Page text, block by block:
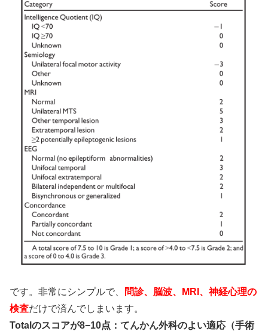
です。非常にシンプルで、
問診、脳波、MRI、神経心理の
検査だけで済んでしまいます。
Totalのスコアが8−10点：てんかん外科のよい適応（手術